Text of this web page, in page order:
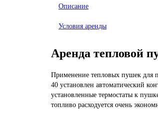
Описание
Условия аренды
Аренда тепловой
Применение тепловых пушек для
40 установлен автоматический
установленные термостаты к
топливо расходуется очень